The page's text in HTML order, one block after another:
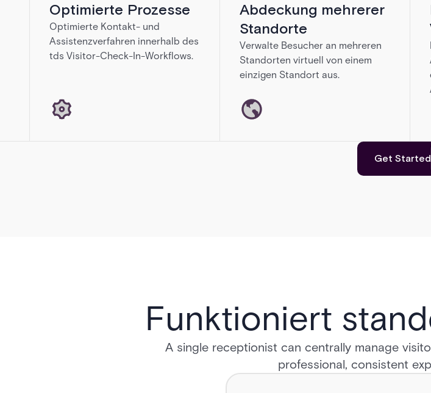
Optimierte Prozesse
Optimierte Kontakt- und
Assistenzverfahren innerhalb des
tds Visitor-Check-In-Workflows.
Abdeckung mehrerer
Standorte
Verwalte Besucher an mehreren
Standorten virtuell von einem
einzigen Standort aus.
Get Started
Funktioniert
A single receptionist can centrally manage
professional, consistent